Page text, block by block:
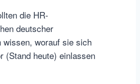
die HR-
deutscher
wissen, worauf sie sich
(Stand heute) einlassen